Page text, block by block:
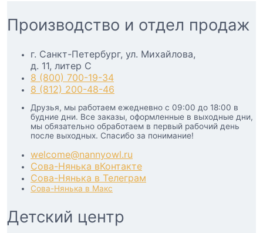
Производство и отдел продаж
г. Санкт-Петербург, ул. Михайлова,
д. 11, литер С
8 (800) 700-19-34
8 (812) 200-48-46
Друзья, мы работаем ежедневно с 09:00 до 18:00 в
будние дни. Все заказы, оформленные в выходные дни,
мы обязательно обработаем в первый рабочий день
после выходных. Спасибо за понимание!
welcome@nannyowl.ru
Сова-Нянька вКонтакте
Сова-Нянька в Телеграм
Сова-Нянька в Макс
Детский центр